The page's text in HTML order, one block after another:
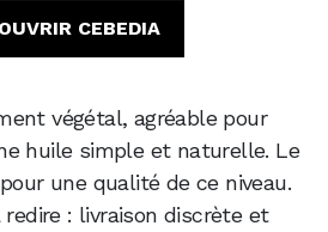
CEBEDIA
végétal, agréable pour
huile simple et naturelle. Le
une qualité de ce niveau.
redire : livraison discrète et